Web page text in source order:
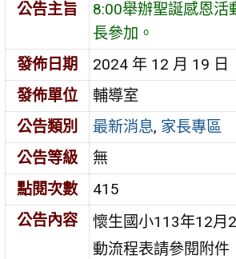
公告主旨
8:00舉辦聖誕感恩活
長參加。
發佈日期
2024 年 12 月 19 日
發佈單位
輔導室
公告類別
最新消息, 家長專區
公告等級
無
點閱次數
415
公告內容
懷生國小113年12月
動流程表請參閱附件